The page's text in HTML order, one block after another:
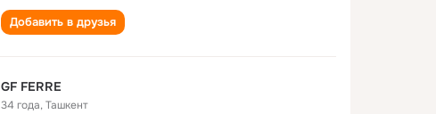
Добавить в друзья
GF FERRE
34 года,Ташкент